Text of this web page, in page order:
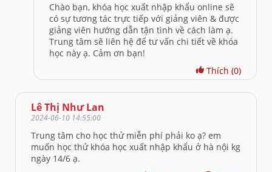
Chào bạn, khóa học xuất nhập khẩu online sẽ
có sự tương tác trực tiếp với giảng viên & được
giảng viên hướng dẫn tận tình về cách làm ạ.
Trung tâm sẽ liên hệ để tư vấn chi tiết về khóa
học này ạ. Cảm ơn bạn!
Thích (0)
Lê Thị Như Lan
2024-06-10 14:55:00
Trung tâm cho học thử miễn phí phải ko ạ? em
muốn học thử khóa học xuất nhập khẩu ở hà nội kg
ngày 14/6 ạ.